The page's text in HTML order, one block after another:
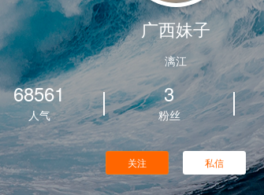
广西妹子
漓江
68561
人气
3
粉丝
关注 私信